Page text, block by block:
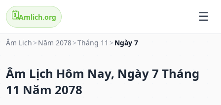
🗓️Amlich.org
Âm Lịch > Năm 2078>Tháng 11 > Ngày 7
Âm Lịch Hôm Nay, Ngày 7 Tháng
11 Năm 2078